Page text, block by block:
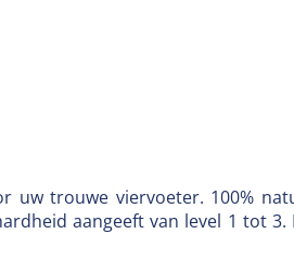
uw trouwe viervoeter. 100%
aangeeft van level 1 tot